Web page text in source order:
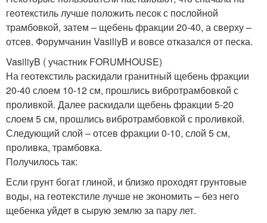
геотекстиль лучше положить песок с послойной
трамбовкой, затем – щебень фракции 20-40, а сверху –
отсев. Форумчанин VasiliyB и вовсе отказался от песка.
VasiliyB ( участник FORUMHOUSE)
На геотекстиль раскидали гранитный щебень фракции
20-40 слоем 10-12 см, прошлись вибротрамбовкой с
проливкой. Далее раскидали щебень фракции 5-20
слоем 5 см, прошлись вибротрамбовкой с проливкой.
Следующий слой – отсев фракции 0-10, слой 5 см,
проливка, трамбовка.
Получилось так:
Если грунт богат глиной, и близко проходят грунтовые
воды, на геотекстиле лучше не экономить – без него
щебенка уйдет в сырую землю за пару лет.